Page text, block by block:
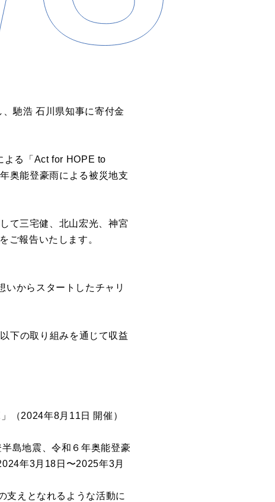
馳浩 ⽯川県知事に寄付⾦
よる「Act for HOPE to
奥能登豪⾬による被災地⽀
て三宅健、北⼭宏光、神宮
ご報告いたします。
いからスタートしたチャリ
下の取り組みを通じて収益
（2024年8⽉11⽇ 開催）
島地震、令和６年奥能登豪
年3⽉18⽇〜2025年3⽉
⽀えとなれるような活動に